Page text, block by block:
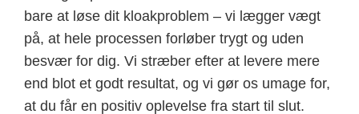
bare at løse dit kloakproblem – vi lægger vægt
på, at hele processen forløber trygt og uden
besvær for dig. Vi stræber efter at levere mere
end blot et godt resultat, og vi gør os umage for,
at du får en positiv oplevelse fra start til slut.